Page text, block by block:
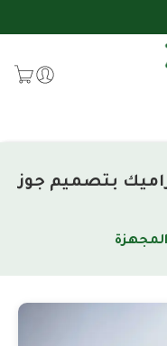
بتصميم جوز
المجهزة